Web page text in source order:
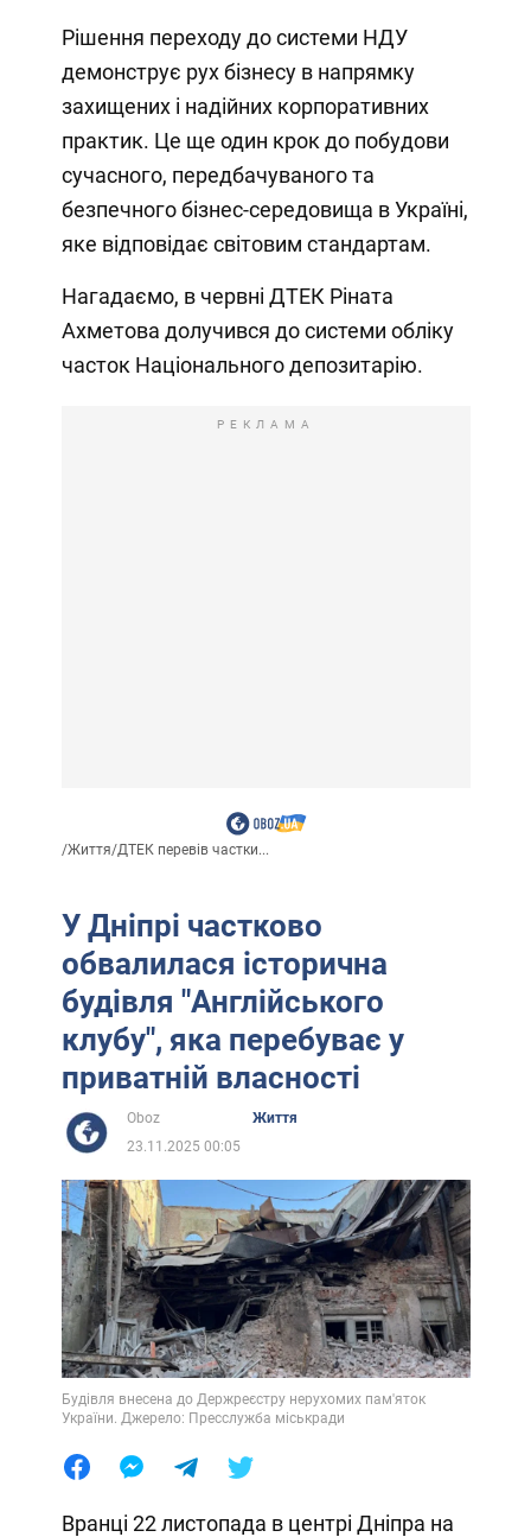
Рішення переходу до системи НДУ
демонструє рух бізнесу в напрямку
захищених і надійних корпоративних
практик. Це ще один крок до побудови
сучасного, передбачуваного та
безпечного бізнес-середовища в Україні,
яке відповідає світовим стандартам.
Нагадаємо, в червні ДТЕК Ріната
Ахметова долучився до системи обліку
часток Національного депозитарію.
РЕКЛАМА
/Життя/ДТЕК перевів частки...
У Дніпрі частково
обвалилася історична
будівля "Англійського
клубу", яка перебуває у
приватній власності
Oboz
Життя
23.11.2025 00:05
Будівля внесена до Держреєстру нерухомих пам'яток
України. Джерело: Пресслужба міськради
Вранці 22 листопада в центрі Дніпра на